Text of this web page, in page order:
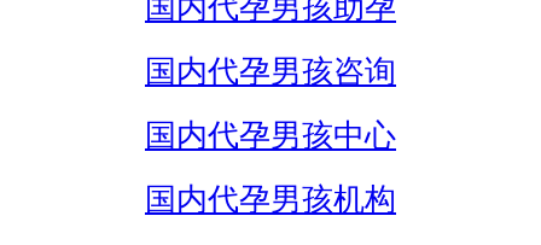
国内代孕男孩助孕
国内代孕男孩咨询
国内代孕男孩中心
国内代孕男孩机构